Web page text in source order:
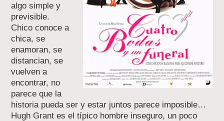
algo simple y
previsible.
Chico conoce a
chica, se
enamoran, se
distancian, se
vuelven a
encontrar, no
parece que la
historia pueda ser y estar juntos parece imposible…
Hugh Grant es el típico hombre inseguro, un poco